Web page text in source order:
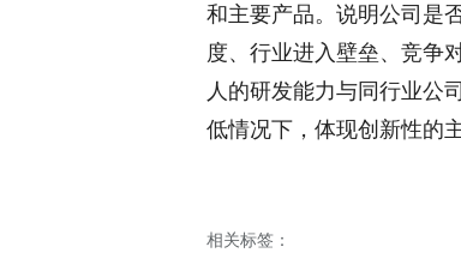
和主要产品。说明公司是
度、行业进入壁垒、竞争
人的研发能力与同行业公
低情况下，体现创新性的
相关标签：